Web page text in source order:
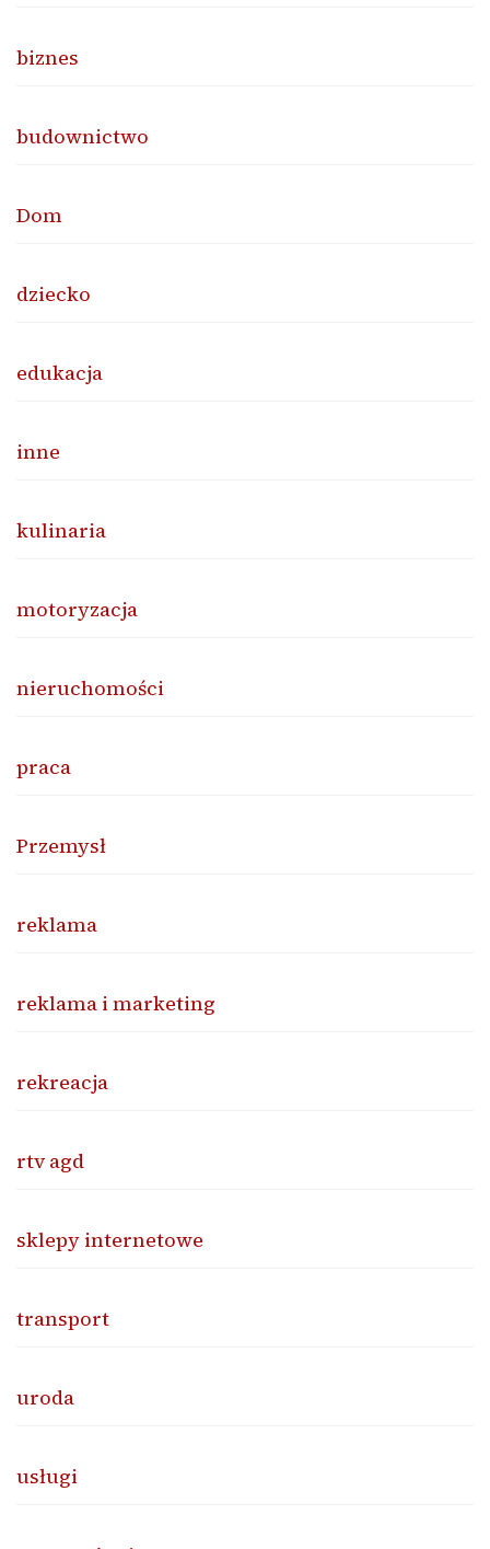
biznes
budownictwo
Dom
dziecko
edukacja
inne
kulinaria
motoryzacja
nieruchomości
praca
Przemysł
reklama
reklama i marketing
rekreacja
rtv agd
sklepy internetowe
transport
uroda
usługi